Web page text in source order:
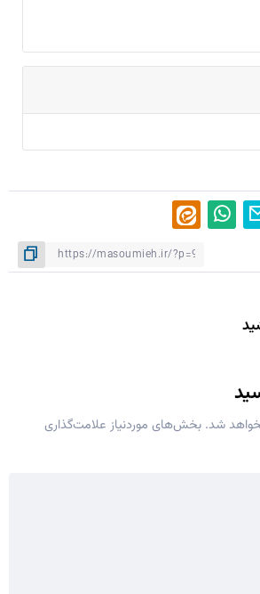
شد. بخش‌های موردنیاز علامت‌گذاری